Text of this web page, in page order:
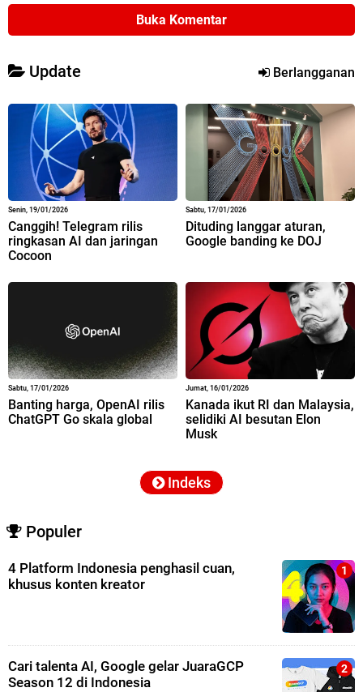
Buka Komentar
Update Berlangganan
Senin, 19/01/2026
Canggih! Telegram rilis
ringkasan AI dan jaringan
Cocoon
Sabtu, 17/01/2026
Dituding langgar aturan,
Google banding ke DOJ
Sabtu, 17/01/2026
Banting harga, OpenAI rilis
ChatGPT Go skala global
Jumat, 16/01/2026
Kanada ikut RI dan Malaysia,
selidiki AI besutan Elon
Musk
Indeks
Populer
4 Platform Indonesia penghasil cuan,
khusus konten kreator
Cari talenta AI, Google gelar JuaraGCP
Season 12 di Indonesia